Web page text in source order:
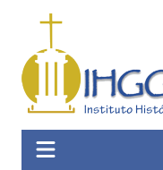
conteúdo